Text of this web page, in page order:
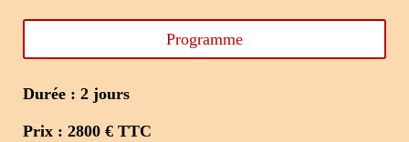
Programme
Durée : 2 jours
Prix : 2800 € TTC